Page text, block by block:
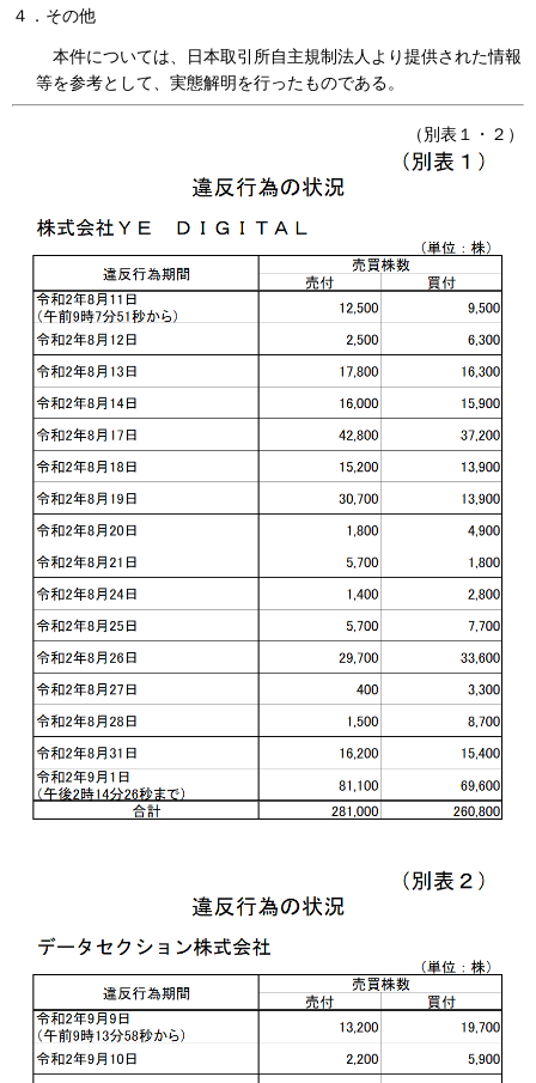
４．その他
本件については、日本取引所自主規制法人より提供された情報
等を参考として、実態解明を行ったものである。
（別表１・２）